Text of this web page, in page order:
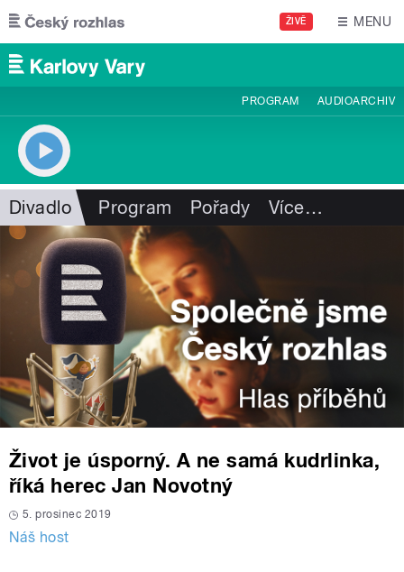
Přejít k hlavnímu obsahu
ŽIVĚ MENU
PROGRAM AUDIOARCHIV
Divadlo Program Pořady Více…
Život je úsporný. A ne samá kudrlinka,
říká herec Jan Novotný
5. prosinec 2019
Náš host